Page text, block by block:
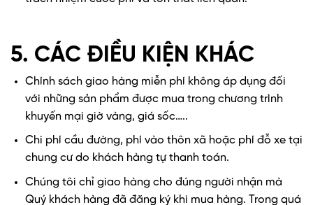
5. CÁC ĐIỀU KIỆN KHÁC
Chính sách giao hàng miễn phí không áp dụng đối
với những sản phẩm được mua trong chương trình
khuyến mại giờ vàng, giá sốc…..
Chi phí cầu đường, phí vào thôn xã hoặc phí đỗ xe tại
chung cư do khách hàng tự thanh toán.
Chúng tôi chỉ giao hàng cho đúng người nhận mà
Quý khách hàng đã đăng ký khi mua hàng. Trong quá